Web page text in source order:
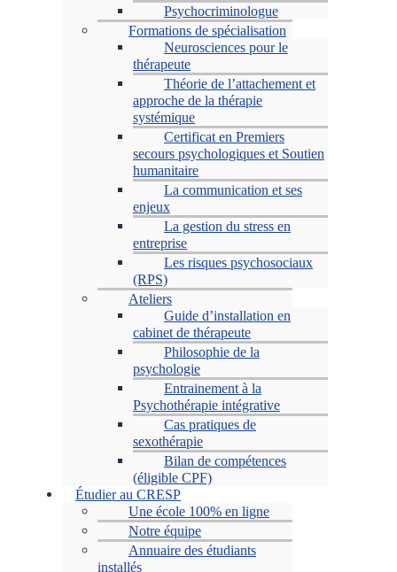
Psychocriminologue
Formations de spécialisation
Neurosciences pour le
thérapeute
Théorie de l’attachement et
approche de la thérapie
systémique
Certificat en Premiers
secours psychologiques et Soutien
humanitaire
La communication et ses
enjeux
La gestion du stress en
entreprise
Les risques psychosociaux
(RPS)
Ateliers
Guide d’installation en
cabinet de thérapeute
Philosophie de la
psychologie
Entrainement à la
Psychothérapie intégrative
Cas pratiques de
sexothérapie
Bilan de compétences
(éligible CPF)
Étudier au CRESP
Une école 100% en ligne
Notre équipe
Annuaire des étudiants
installés